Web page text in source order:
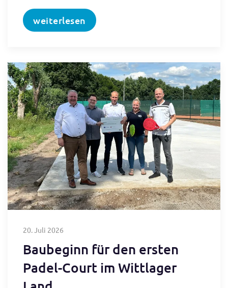
weiterlesen
20. Juli 2026
Baubeginn für den ersten
Padel-Court im Wittlager